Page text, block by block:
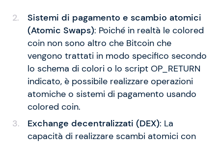
Sistemi di pagamento e scambio atomici
(Atomic Swaps): Poiché in realtà le colored
coin non sono altro che Bitcoin che
vengono trattati in modo specifico secondo
lo schema di colori o lo script OP_RETURN
indicato, è possibile realizzare operazioni
atomiche o sistemi di pagamento usando
colored coin.
Exchange decentralizzati (DEX): La
capacità di realizzare scambi atomici con